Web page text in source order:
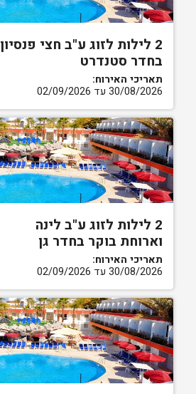
2 לילות לזוג ע"ב חצי פנסיון
בחדר סטנדרט
תאריכי האירוח:
30/08/2026 עד 02/09/2026
2 לילות לזוג ע"ב לינה
וארוחת בוקר בחדר גן
תאריכי האירוח:
30/08/2026 עד 02/09/2026